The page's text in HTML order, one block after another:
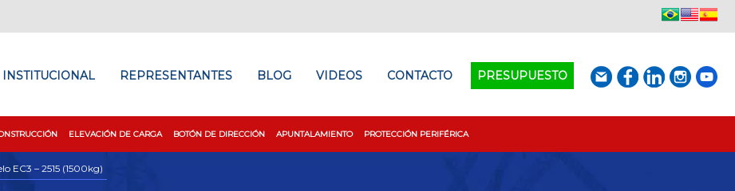
INSTITUCIONAL REPRESENTANTES BLOG VIDEOS CONTACTO PRESUPUESTO
ELEVACIÓN DE CARGA BOTÓN DE DIRECCIÓN APUNTALAMIENTO PROTECCIÓN PERIFÉRICA
EC3 – 2515 (1500kg)